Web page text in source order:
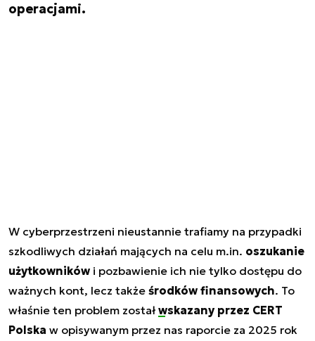
operacjami.
W cyberprzestrzeni nieustannie trafiamy na przypadki
szkodliwych działań mających na celu m.in. oszukanie
użytkowników i pozbawienie ich nie tylko dostępu do
ważnych kont, lecz także środków finansowych. To
właśnie ten problem zostałwskazany przez CERT
Polska w opisywanym przez nas raporcie za 2025 rok